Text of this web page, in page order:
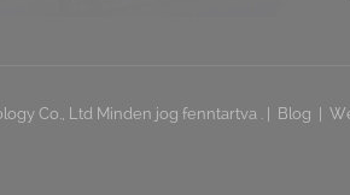
Co., Ltd Minden jog fenntartva . | Blog